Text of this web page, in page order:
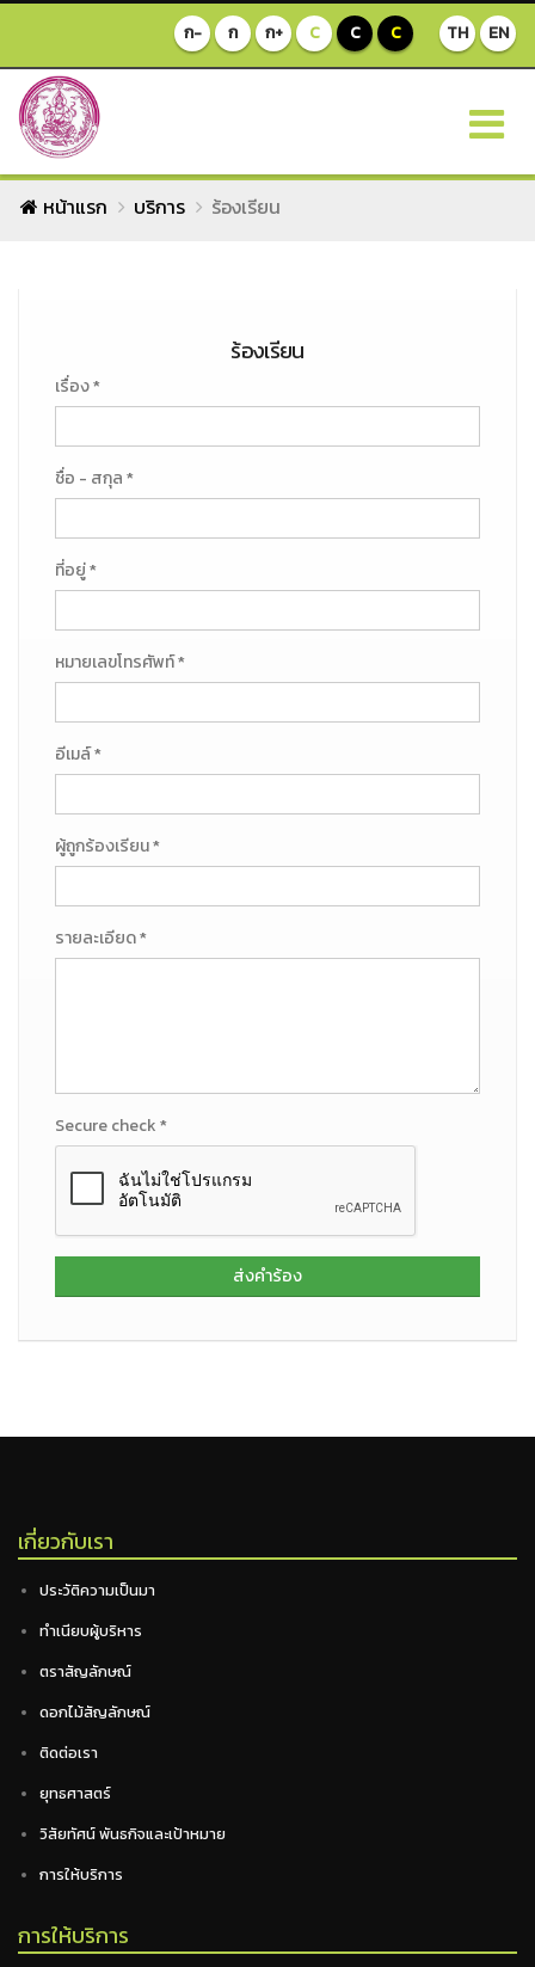
TH EN
ก- ก ก+ C C C
หน้าแรก บริการ ร้องเรียน
ร้องเรียน
เรื่อง *
ชื่อ - สกุล *
ที่อยู่ *
หมายเลขโทรศัพท์ *
อีเมล์ *
ผู้ถูกร้องเรียน *
รายละเอียด *
Secure check *
ส่งคำร้อง
เกี่ยวกับเรา
ประวัติความเป็นมา
ทำเนียบผู้บริหาร
ตราสัญลักษณ์
ดอกไม้สัญลักษณ์
ติดต่อเรา
ยุทธศาสตร์
วิสัยทัศน์ พันธกิจและเป้าหมาย
การให้บริการ
การให้บริการ